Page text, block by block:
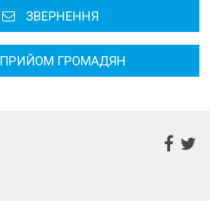
ЗВЕРНЕННЯ
ПРИЙОМ ГРОМАДЯН